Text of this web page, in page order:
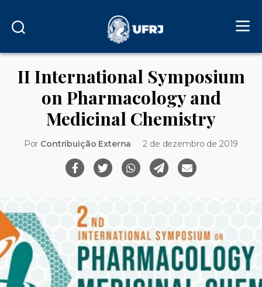
II International Symposium
on Pharmacology and
Medicinal Chemistry
Por Contribuição Externa 2 de dezembro de 2019